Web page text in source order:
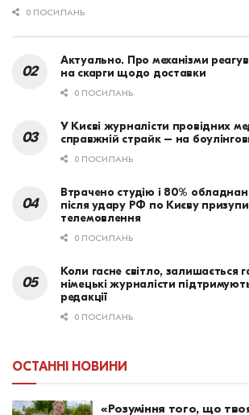
0 ПОСИЛАНЬ
Актуально. Про механізми
на скарги щодо доставки
0 ПОСИЛАНЬ
У Києві журналісти провідних
справжній страйк – на
0 ПОСИЛАНЬ
Втрачено студію і 80%
після удару РФ по Києву
телемовлення
0 ПОСИЛАНЬ
Коли гасне світло, залишається
німецькі журналісти
редакції
0 ПОСИЛАНЬ
ОСТАННІ НОВИНИ
«Розуміння того, що